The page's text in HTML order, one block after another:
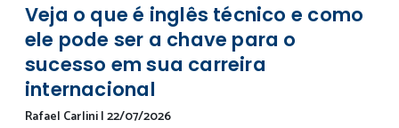
Veja o que é inglês técnico e como
ele pode ser a chave para o
sucesso em sua carreira
internacional
Rafael Carlini|22/07/2026